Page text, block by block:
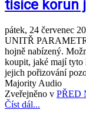
tisíce korun
pátek, 24 červenec
UNITŘ
hojně nabízený.
koupit, jaké mají tyto
jejich pořizování
Majority Audio
Zveřejněno v PŘED
Číst dál...